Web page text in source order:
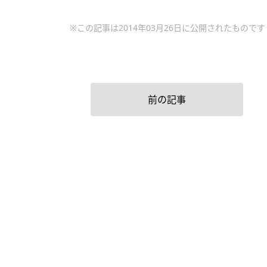
※この記事は2014年03月26日に公開されたものです
前の記事